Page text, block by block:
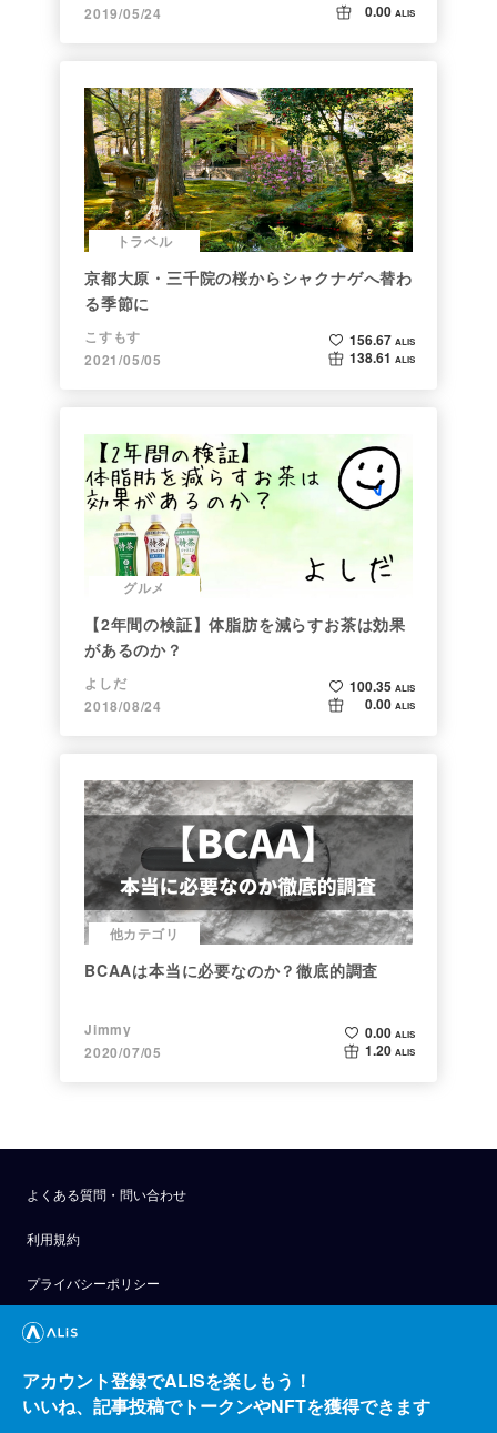
2019/05/24
0.00 ALIS
トラベル
京都大原・三千院の桜からシャクナゲへ替わ
る季節に
こすもす
2021/05/05
156.67 ALIS
138.61 ALIS
グルメ
【2年間の検証】体脂肪を減らすお茶は効果
があるのか？
よしだ
2018/08/24
100.35 ALIS
0.00 ALIS
他カテゴリ
BCAAは本当に必要なのか？徹底的調査
Jimmy
2020/07/05
0.00 ALIS
1.20 ALIS
よくある質問・問い合わせ
利用規約
プライバシーポリシー
公式アナウンス
技術ブログ
API
アカウント登録でALISを楽しもう！
いいね、記事投稿でトークンやNFTを獲得できます